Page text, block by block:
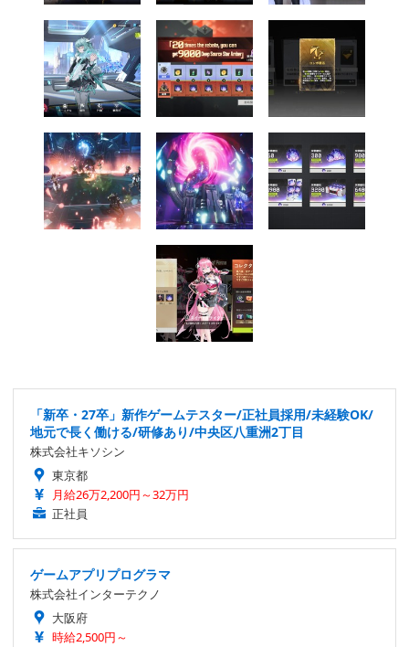
「新卒・27卒」新作ゲームテスター/正社員採用/未経験OK/
地元で長く働ける/研修あり/中央区八重洲2丁目
株式会社キソシン
東京都
月給26万2,200円～32万円
正社員
ゲームアプリプログラマ
株式会社インターテクノ
大阪府
時給2,500円～